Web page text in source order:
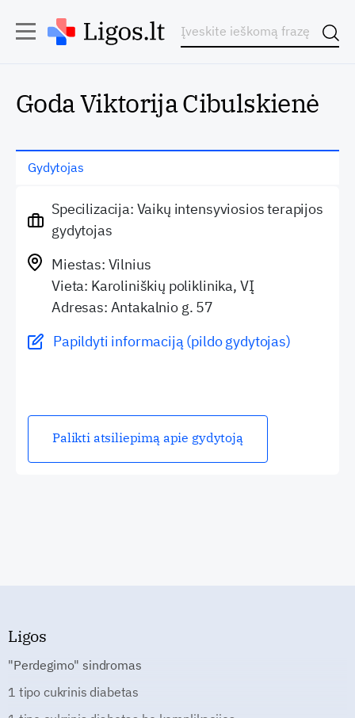
Goda Viktorija Cibulskienė
Gydytojas
Specilizacija: Vaikų intensyviosios terapijos
gydytojas
Miestas: Vilnius
Vieta: Karoliniškių poliklinika, VĮ
Adresas: Antakalnio g. 57
Papildyti informaciją (pildo gydytojas)
Palikti atsiliepimą apie gydytoją
Ligos
"Perdegimo" sindromas
1 tipo cukrinis diabetas